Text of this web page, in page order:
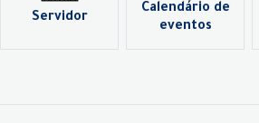
Servidor
Calendário de
eventos